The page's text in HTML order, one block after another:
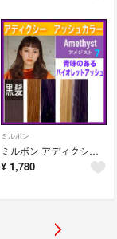
ミルボン
ミルボン アディクシー ⑦アッシュパープル 紫【ブリーチとセットで5%割引き
¥ 1,780